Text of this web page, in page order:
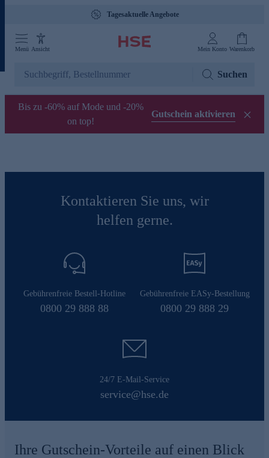
Tagesaktuelle Angebote
Menü Ansicht Mein Konto Warenkorb
Suchen
Bis zu -60% auf Mode und -20%
on top!
Gutschein aktivieren
Kontaktieren Sie uns, wir
helfen gerne.
Gebührenfreie Bestell-Hotline
0800 29 888 88
Gebührenfreie EASy-Bestellung
0800 29 888 29
24/7 E-Mail-Service
service@hse.de
Ihre Gutschein-Vorteile auf einen Blick